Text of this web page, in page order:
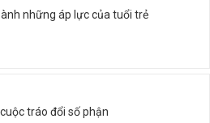
những áp lực của tuổi trẻ
tráo đổi số phận